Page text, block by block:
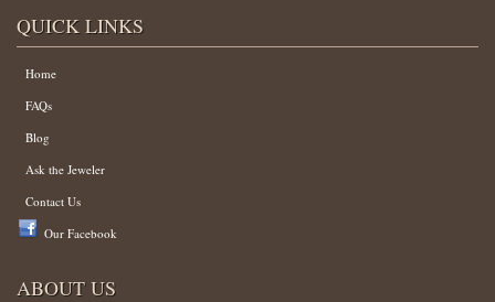
QUICK LINKS
Home
FAQs
Blog
Ask the Jeweler
Contact Us
Our Facebook
ABOUT US